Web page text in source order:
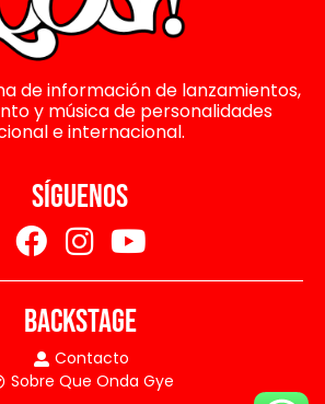
de información de lanzamientos,
y música de personalidades
e internacional.
SÍGUENOS
BACKSTAGE
Contacto
Sobre Que Onda Gye